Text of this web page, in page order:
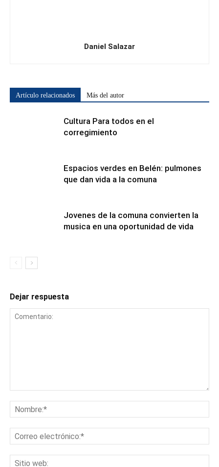
Daniel Salazar
Artículo relacionados Más del autor
Cultura Para todos en el
corregimiento
Espacios verdes en Belén: pulmones
que dan vida a la comuna
Jovenes de la comuna convierten la
musica en una oportunidad de vida
Dejar respuesta